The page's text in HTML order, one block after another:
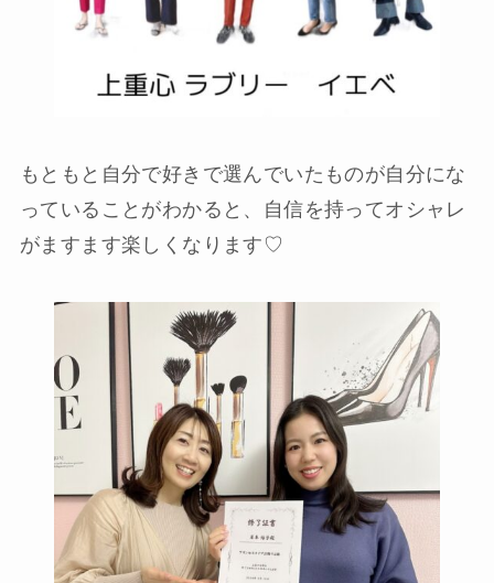
もともと自分で好きで選んでいたものが自分にな
っていることがわかると、自信を持ってオシャレ
がますます楽しくなります♡